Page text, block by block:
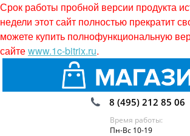
Срок работы пробной версии продукта
недели этот сайт полностью прекратит
можете купить полнофункциональную
сайтеwww.1c-bitrix.ru.
8 (495) 212 85 06
Время работы:
Пн-Вс 10-19